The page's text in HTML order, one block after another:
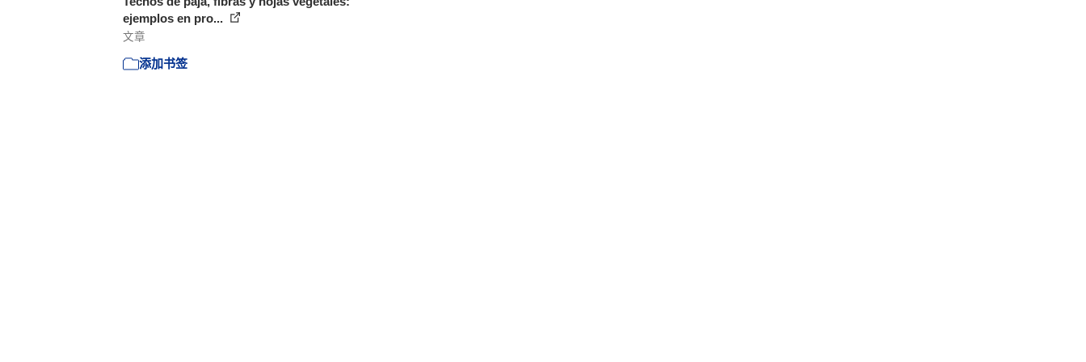
ejemplos en pro...
文章
添加书签